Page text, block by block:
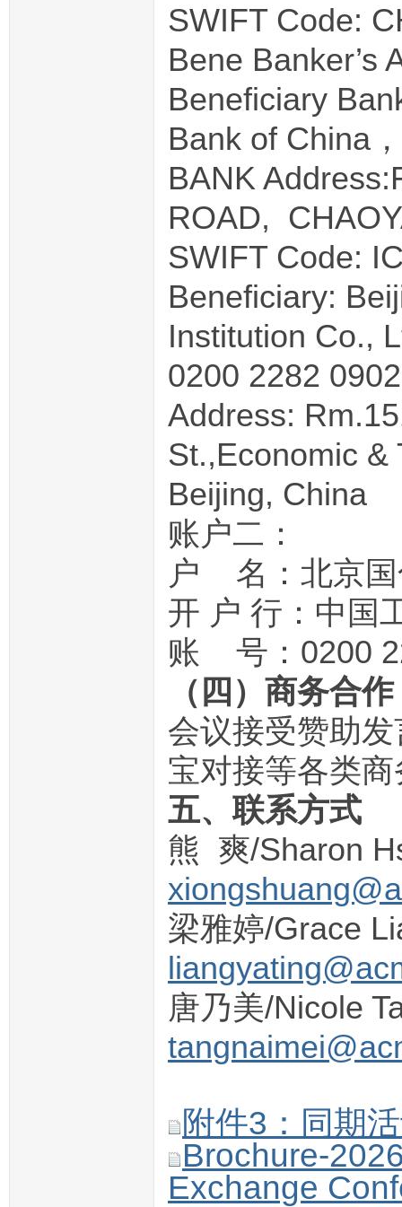
SWIFT Code:
Bene Banker’s
Beneficiary
Bank of China
BANK
ROAD,
SWIFT Code:
Beneficiary:
Institution Co.,
0200 2282
Address:
St.,Economic &
Beijing, China
账户二：
户 名：北京国
开 户 行：中国
账 号：0200
（四）商务合作
会议接受赞助
宝对接等各类
五、联系方式
熊 爽/Sharon
梁雅婷/Grace
唐乃美/Nicole
附件3：同期
Brochure-
Exchange